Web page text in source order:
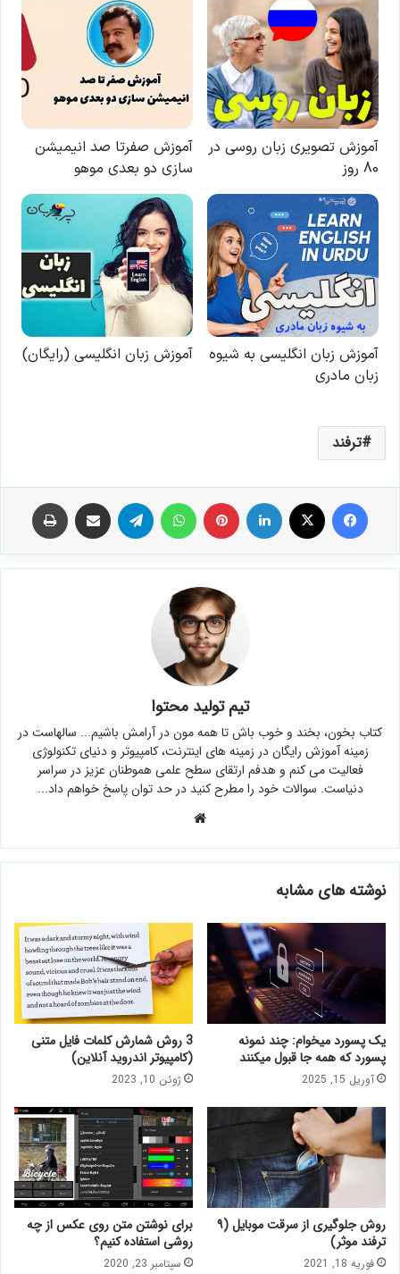
ترفند
فیس بوک لینکدین ‫پین‌ترست واتس آپ تلگرام اشتراک گذاری از طریق ایمیل
تیم تولید محتوا
کتاب بخون، بخند و خوب باش تا همه مون در آرامش باشیم...
سالهاست در زمینه آموزش رایگان در زمینه های اینترنت، کامپیوتر و
دنیای تکنولوژی فعالیت می کنم و هدفم ارتقای سطح علمی هموطنان
عزیز در سراسر دنیاست. سوالات خود را مطرح کنید در حد توان پاسخ
خواهم داد...
وبسایت
نوشته های مشابه
یک پسورد میخوام: چند نمونه
آوریل 15, 2025
3 روش شمارش کلمات فایل متنی
ژوئن 10, 2023
روش جلوگیری از سرقت موبایل
برای نوشتن متن روی عکس از